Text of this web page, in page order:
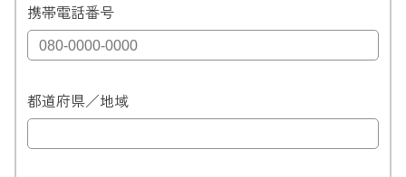
携帯電話番号
都道府県／地域